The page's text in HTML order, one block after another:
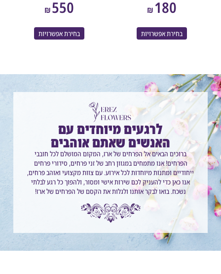
₪
בחירת אפשרויות
₪
בחירת אפשרויות
לרגעים מיוחדים עם
האנשים שאתם אוהבים
ברוכים הבאים אל הפרחים של ארז, המקום המושלם לכל חובבי
הפרחים! אנו מתמחים במגוון רחב של זני פרחים, סידורי פרחים
ייחודיים ומתנות מיוחדות לכל אירוע. עם צוות מקצועי ואוהב פרחים,
אנו כאן כדי להעניק לכם שירות אישי ומסור, ולהפוך כל רגע לבלתי
נשכח. בואו לבקר אותנו ולגלות את הקסם של הפרחים של ארז!